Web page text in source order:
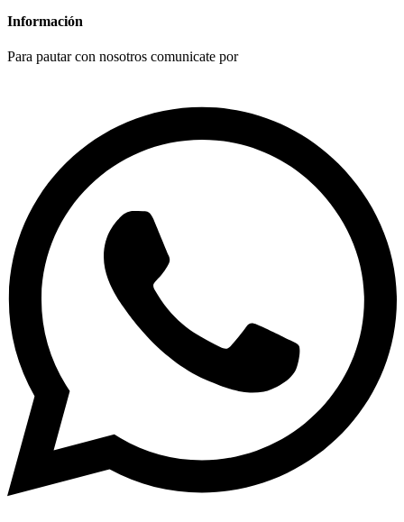
Información
Para pautar con nosotros comunicate por